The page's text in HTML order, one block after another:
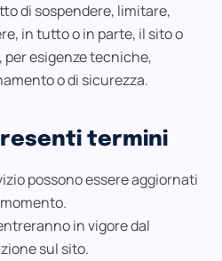
di sospendere, limitare,
in tutto o in parte, il sito o
esigenze tecniche,
o di sicurezza.
termini
possono essere aggiornati
in vigore dal
sul sito.